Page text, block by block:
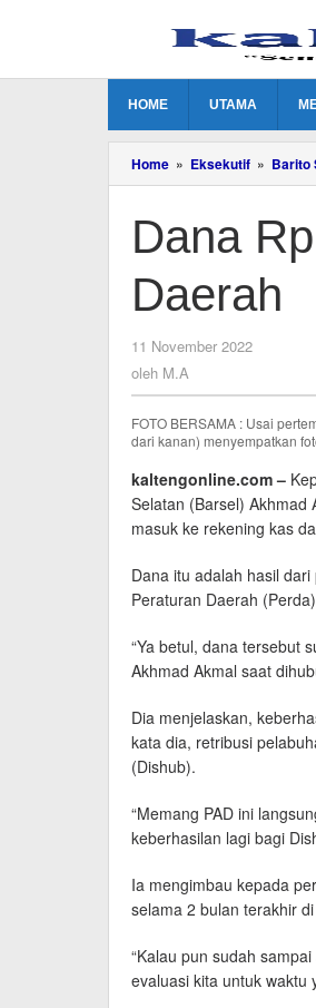
HOME UTAMA
Home » Eksekutif » Barito
Dana
Daerah
11 November 2022
oleh M.A
FOTO BERSAMA : Usai
dari kanan) menyempatkan
kaltengonline.com –
Selatan (Barsel) Akhmad
masuk ke rekening kas
Dana itu adalah hasil
Peraturan Daerah
“Ya betul, dana tersebut
Akhmad Akmal saat
Dia menjelaskan,
kata dia, retribusi
(Dishub).
“Memang PAD ini
keberhasilan lagi bagi
Ia mengimbau kepada
selama 2 bulan terakhir
“Kalau pun sudah
evaluasi kita untuk waktu